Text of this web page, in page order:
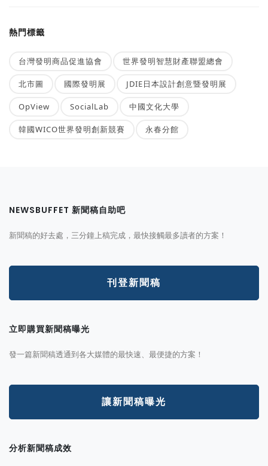
熱門標籤
台灣發明商品促進協會 世界發明智慧財產聯盟總會
北市圖 國際發明展 JDIE日本設計創意暨發明展
OpView SocialLab 中國文化大學
韓國WICO世界發明創新競賽 永春分館
NEWSBUFFET 新聞稿自助吧
新聞稿的好去處，三分鐘上稿完成，最快接觸最多讀者的方案！
刊登新聞稿
立即購買新聞稿曝光
發一篇新聞稿透通到各大媒體的最快速、最便捷的方案！
讓新聞稿曝光
分析新聞稿成效